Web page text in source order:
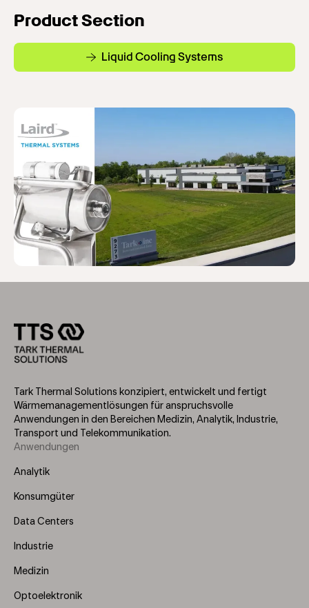
Product Section
Liquid Cooling Systems
Tark Thermal Solutions konzipiert, entwickelt und fertigt
Wärmemanagementlösungen für anspruchsvolle
Anwendungen in den Bereichen Medizin, Analytik, Industrie,
Transport und Telekommunikation.
Footer
Menu
Anwendungen
Analytik
Konsumgüter
Data Centers
Industrie
Medizin
Optoelektronik